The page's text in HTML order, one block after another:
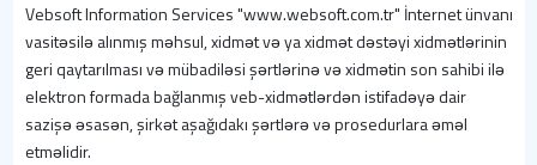
Vebsoft Information Services "www.websoft.com.tr" İnternet ünvanı
vasitəsilə alınmış məhsul, xidmət və ya xidmət dəstəyi xidmətlərinin
geri qaytarılması və mübadiləsi şərtlərinə və xidmətin son sahibi ilə
elektron formada bağlanmış veb-xidmətlərdən istifadəyə dair
sazişə əsasən, şirkət aşağıdakı şərtlərə və prosedurlara əməl
etməlidir.